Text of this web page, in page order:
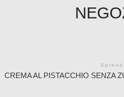
Spread
CREMA AL PISTACCHIO SENZA